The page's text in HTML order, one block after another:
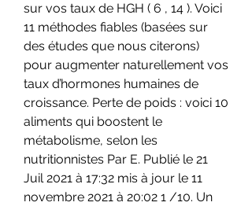
sur vos taux de HGH ( 6 , 14 ). Voici
11 méthodes fiables (basées sur
des études que nous citerons)
pour augmenter naturellement vos
taux d’hormones humaines de
croissance. Perte de poids : voici 10
aliments qui boostent le
métabolisme, selon les
nutritionnistes Par E. Publié le 21
Juil 2021 à 17:32 mis à jour le 11
novembre 2021 à 20:02 1 /10. Un